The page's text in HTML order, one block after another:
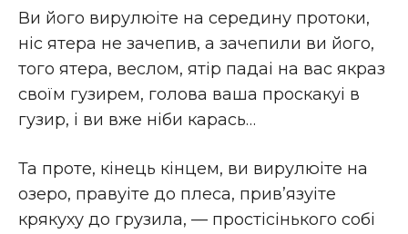
Ви його вирулюіте на середину протоки,
нiс ятера не зачепив, а зачепили ви його,
того ятера, веслом, ятiр падаі на вас якраз
своїм гузирем, голова ваша проскакуі в
гузир, i ви вже нiби карась…
Та проте, кiнець кiнцем, ви вирулюіте на
озеро, правуіте до плеса, прив’язуіте
крякуху до грузила, — простiсiнького собi